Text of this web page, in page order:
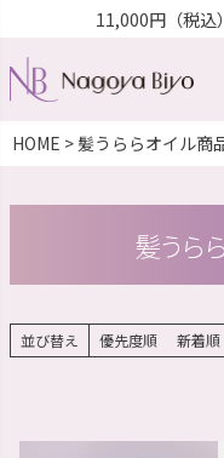
11,000円（税込
HOME 髪うららオイル商
髪うら
並び替え 優先度順 新着順